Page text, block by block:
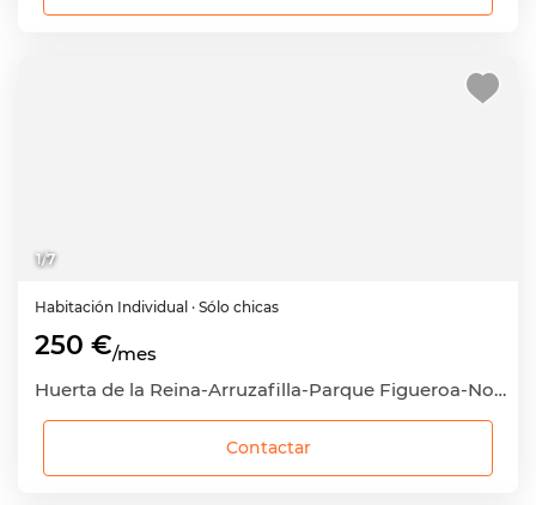
1/7
Habitación Individual · Sólo chicas
250 €/mes
Huerta de la Reina-Arruzafilla-Parque Figueroa-Noreña, Córdoba Capital, Córdoba
Contactar